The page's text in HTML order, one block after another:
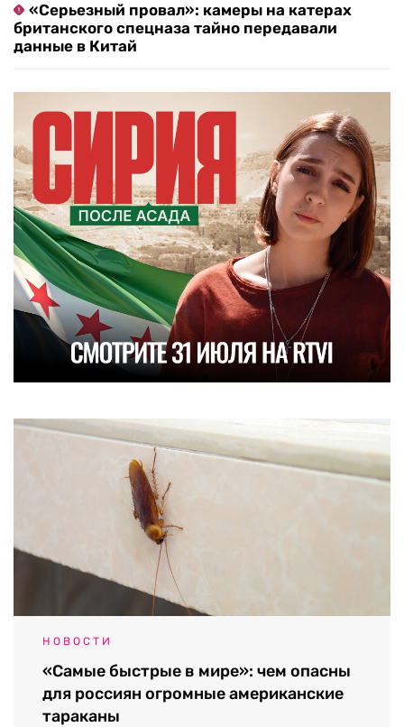
«Серьезный провал»: камеры на катерах
британского спецназа тайно передавали
данные в Китай
НОВОСТИ
«Самые быстрые в мире»: чем опасны
для россиян огромные американские
тараканы